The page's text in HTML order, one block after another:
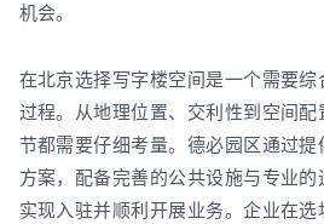
机会。
在北京选择写字楼空间是一个需要
过程。从地理位置、交利性到空间
节都需要仔细考量。德必园区通过
方案，配备完善的公共设施与专业
实现入驻并顺利开展业务。企业在